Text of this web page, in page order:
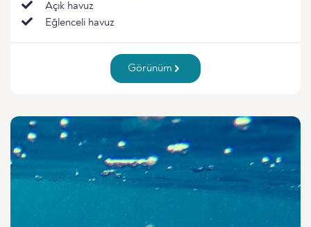
Açık havuz
Eğlenceli havuz
Görünüm